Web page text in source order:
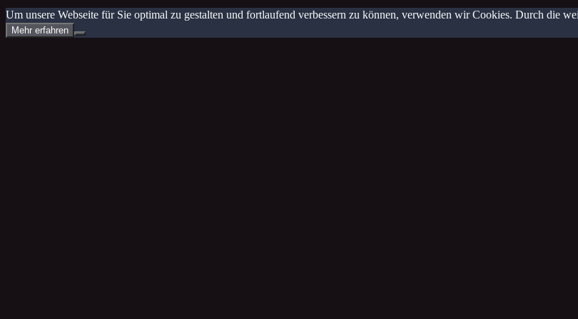
Um unsere Webseite für Sie optimal zu gestalten und fortlaufend verbessern zu können, verwenden wir Cookies. Durch die
Mehr erfahren